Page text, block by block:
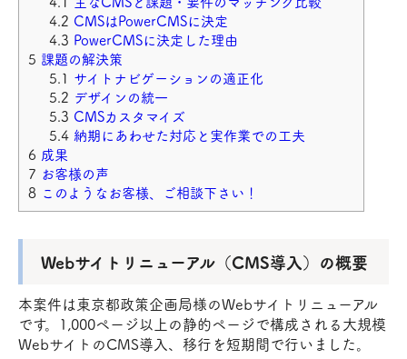
CMSはPowerCMSに決定
PowerCMSに決定した理由
課題の解決策
サイトナビゲーションの適正化
デザインの統一
CMSカスタマイズ
納期にあわせた対応と実作業での工夫
成果
お客様の声
このようなお客様、ご相談下さい！
Webサイトリニューアル（CMS導入）の概要
本案件は東京都政策企画局様のWebサイトリニューアル
です。1,000ページ以上の静的ページで構成される大規模
WebサイトのCMS導入、移行を短期間で行いました。